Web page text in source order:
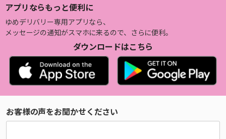
アプリならもっと便利に
ゆめデリバリー専用アプリなら、
メッセージの通知がスマホに来るので、さらに便利。
ダウンロードはこちら
お客様の声をお聞かせください